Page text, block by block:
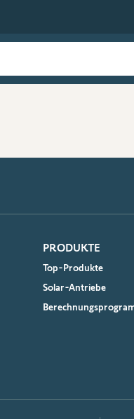
PRODUKTE
Top-Produkte
Solar-Antriebe